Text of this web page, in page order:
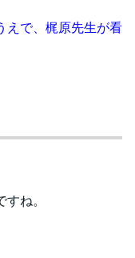
えで、梶原先生が看
ね。